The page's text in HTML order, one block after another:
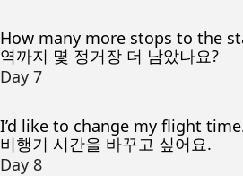
How many more stops to the
역까지 몇 정거장 더 남았나요?
Day 7
I’d like to change my flight
비행기 시간을 바꾸고 싶어요.
Day 8